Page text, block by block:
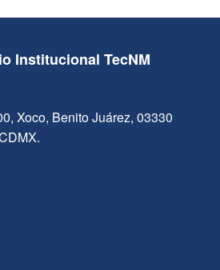
Institucional TecNM
Xoco, Benito Juárez, 03330